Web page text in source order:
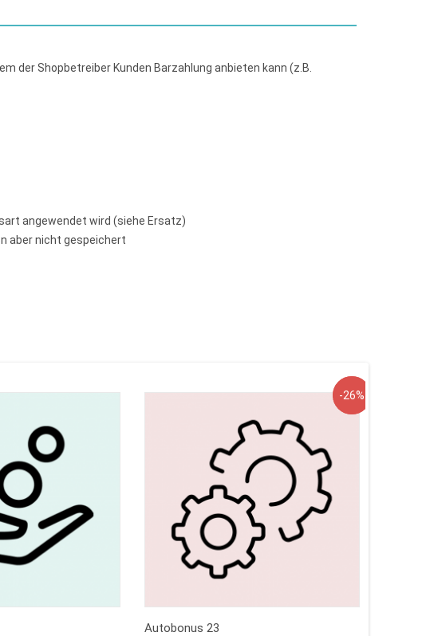
der Shopbetreiber Kunden Barzahlung anbieten kann (z.B.
angewendet wird (siehe Ersatz)
aber nicht gespeichert
Angebot
-26%
Autobonus 23